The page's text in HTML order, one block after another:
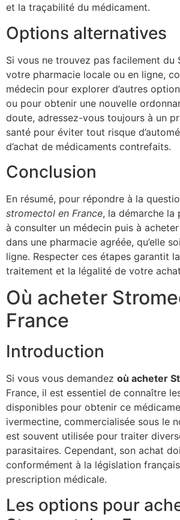
et la traçabilité du médicament.
Options alternatives
Si vous ne trouvez pas facilement du
votre pharmacie locale ou en ligne,
médecin pour explorer d’autres
ou pour obtenir une nouvelle
doute, adressez-vous toujours à un
santé pour éviter tout risque
d’achat de médicaments contrefaits.
Conclusion
En résumé, pour répondre à la
stromectol en France, la démarche la
à consulter un médecin puis à
dans une pharmacie agréée, qu’elle
ligne. Respecter ces étapes garantit
traitement et la légalité de votre
Où acheter
France
Introduction
Si vous vous demandez où acheter
France, il est essentiel de connaître
disponibles pour obtenir ce
ivermectine, commercialisée sous le
est souvent utilisée pour traiter
parasitaires. Cependant, son achat
conformément à la législation
prescription médicale.
Les options pour